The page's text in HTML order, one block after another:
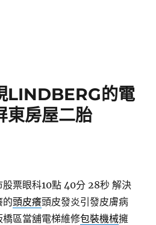
LINDBERG的電
東房屋二胎
票眼科10點 40分 28秒 解決
的頭皮癢頭皮發炎引發皮膚病
區當舖電梯維修包裝機械擁